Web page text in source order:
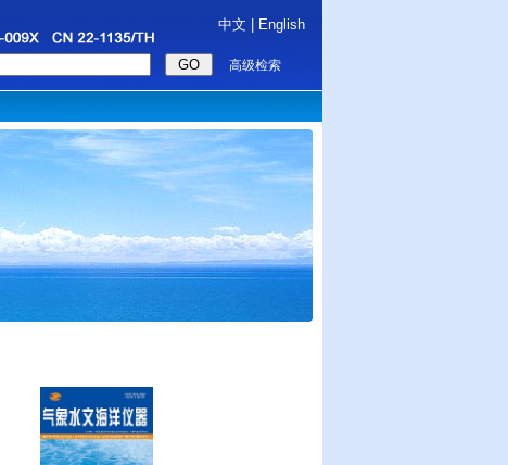
中文 English
高级检索